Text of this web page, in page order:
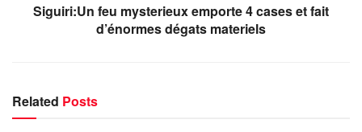
Siguiri:Un feu mysterieux emporte 4 cases et fait
d’énormes dégats materiels
Related Posts